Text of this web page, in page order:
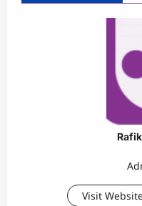
Visit